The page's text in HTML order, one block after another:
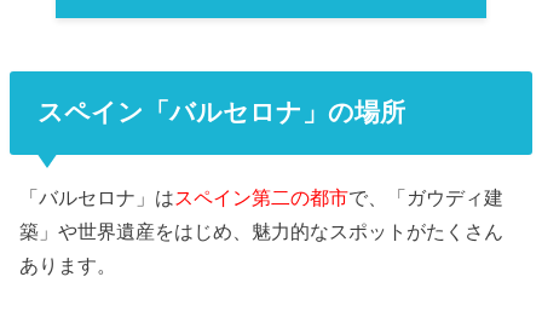
スペイン「バルセロナ」の場所
「バルセロナ」はスペイン第二の都市で、「ガウディ建
築」や世界遺産をはじめ、魅力的なスポットがたくさん
あります。